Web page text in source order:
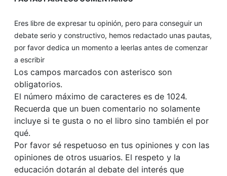
Eres libre de expresar tu opinión, pero para conseguir un
debate serio y constructivo, hemos redactado unas pautas,
por favor dedica un momento a leerlas antes de comenzar
a escribir
Los campos marcados con asterisco son
obligatorios.
El número máximo de caracteres es de 1024.
Recuerda que un buen comentario no solamente
incluye si te gusta o no el libro sino también el por
qué.
Por favor sé respetuoso en tus opiniones y con las
opiniones de otros usuarios. El respeto y la
educación dotarán al debate del interés que